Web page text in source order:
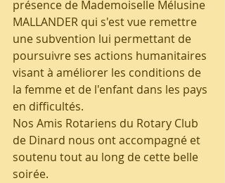
présence de Mademoiselle Mélusine
MALLANDER qui s'est vue remettre
une subvention lui permettant de
poursuivre ses actions humanitaires
visant à améliorer les conditions de
la femme et de l'enfant dans les pays
en difficultés.
Nos Amis Rotariens du Rotary Club
de Dinard nous ont accompagné et
soutenu tout au long de cette belle
soirée.